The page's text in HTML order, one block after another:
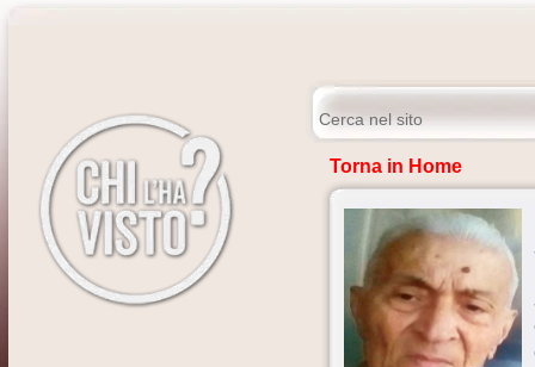
Torna in Home